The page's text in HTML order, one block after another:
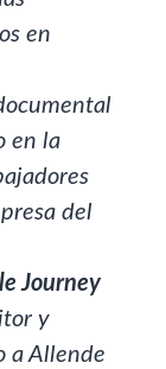
en
en la
del
Journey
y
a Allende